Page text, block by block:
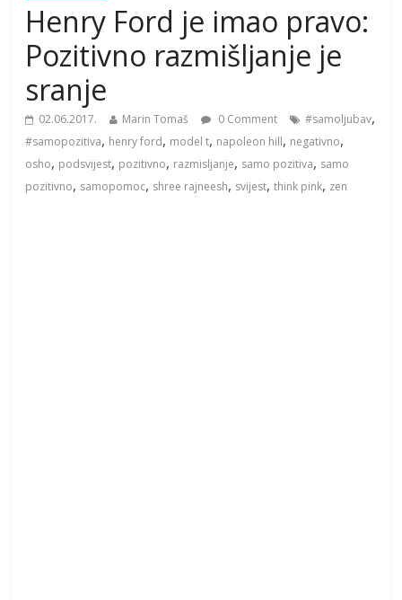
Henry Ford je imao pravo:
Pozitivno razmišljanje je
sranje
02.06.2017. Marin Tomaš 0 Comment #samoljubav,
#samopozitiva, henry ford, model t, napoleon hill, negativno,
osho, podsvijest, pozitivno, razmisljanje, samo pozitiva, samo
pozitivno, samopomoc, shree rajneesh, svijest,think pink, zen